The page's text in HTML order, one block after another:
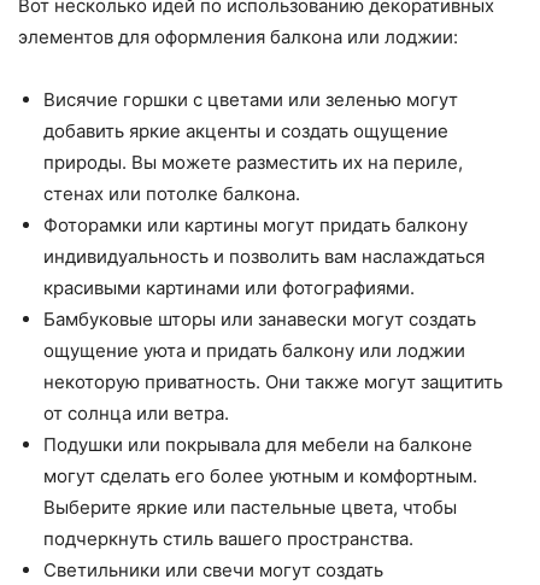
Вот несколько идей по использованию декоративных
элементов для оформления балкона или лоджии:
Висячие горшки с цветами или зеленью могут
добавить яркие акценты и создать ощущение
природы. Вы можете разместить их на периле,
стенах или потолке балкона.
Фоторамки или картины могут придать балкону
индивидуальность и позволить вам наслаждаться
красивыми картинами или фотографиями.
Бамбуковые шторы или занавески могут создать
ощущение уюта и придать балкону или лоджии
некоторую приватность. Они также могут защитить
от солнца или ветра.
Подушки или покрывала для мебели на балконе
могут сделать его более уютным и комфортным.
Выберите яркие или пастельные цвета, чтобы
подчеркнуть стиль вашего пространства.
Светильники или свечи могут создать